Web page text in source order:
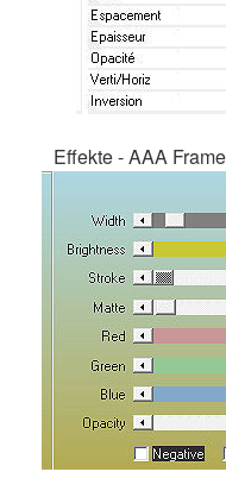
Effekte - AAA